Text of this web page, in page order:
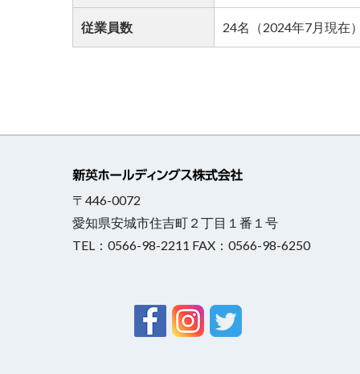
従業員数 24名（2024年7月現在
〒446-0072
愛知県安城市住吉町２丁目１番１号
TEL：0566-98-2211 FAX：0566-98-6250